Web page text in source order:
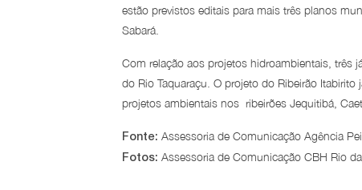
estão previstos editais para mais três planos
Sabará.
Com relação aos projetos hidroambientais, três
do Rio Taquaraçu. O projeto do Ribeirão
projetos ambientais nos ribeirões Jequitibá,
Fonte: Assessoria de Comunicação Agência
Fotos: Assessoria de Comunicação CBH Rio